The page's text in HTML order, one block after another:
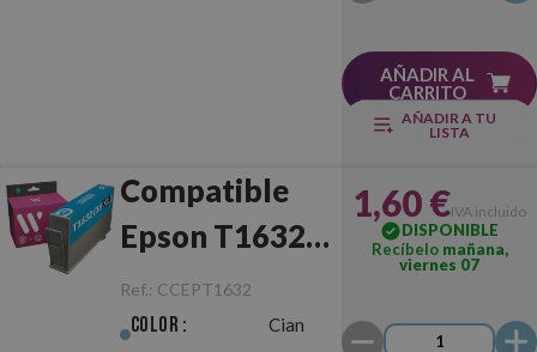
AÑADIR AL
CARRITO
AÑADIR A TU
LISTA
Compatible
Epson T1632
(16XL) Cian
Ref.: CCEPT1632
Color : Cian
1,60 €IVA incluido
DISPONIBLE
Recíbelo mañana,
viernes 07